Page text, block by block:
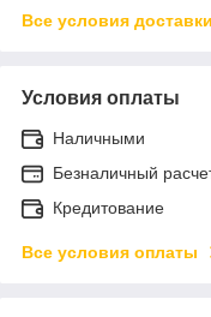
Все условия доставки
Условия оплаты
Наличными
Безналичный
Кредитование
Все условия оплаты